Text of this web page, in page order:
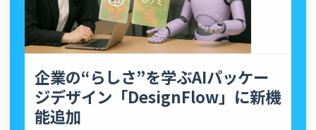
企業の“らしさ”を学ぶAIパッケー
ジデザイン「DesignFlow」に新機
能追加